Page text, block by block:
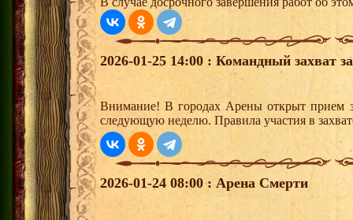
2026-01-25 14:00 : Командный захват
Внимание! В городах Арены открыт прием
следующую неделю. Правила участия в
2026-01-24 08:00 : Арена Смерти